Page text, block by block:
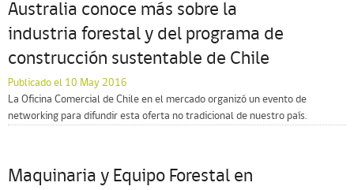
Australia conoce más sobre la
industria forestal y del programa de
construcción sustentable de Chile
Publicado el 10 May 2016
La Oficina Comercial de Chile en el mercado organizó un evento de
networking para difundir esta oferta no tradicional de nuestro país.
Maquinaria y Equipo Forestal en